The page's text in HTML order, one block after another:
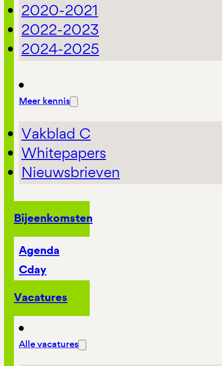
2020-2021
2022-2023
2024-2025
Meer kennis
Vakblad C
Whitepapers
Nieuwsbrieven
Bijeenkomsten
Agenda
Cday
Vacatures
Alle vacatures